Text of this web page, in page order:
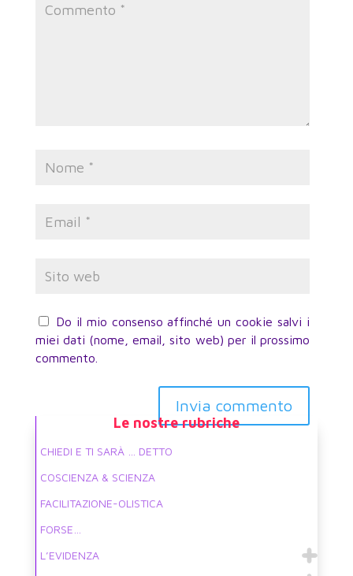
Do il mio consenso affinché un cookie salvi i
miei dati (nome, email, sito web) per il prossimo
commento.
Invia commento
Le nostre rubriche
CHIEDI E TI SARÀ … DETTO
COSCIENZA & SCIENZA
FACILITAZIONE-OLISTICA
FORSE…
L’EVIDENZA